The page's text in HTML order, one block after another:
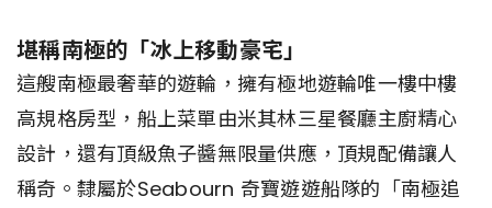
堪稱南極的「冰上移動豪宅」
這艘南極最奢華的遊輪，擁有極地遊輪唯一樓中樓
高規格房型，船上菜單由米其林三星餐廳主廚精心
設計，還有頂級魚子醬無限量供應，頂規配備讓人
稱奇。隸屬於Seabourn 奇寶遊遊船隊的「南極追